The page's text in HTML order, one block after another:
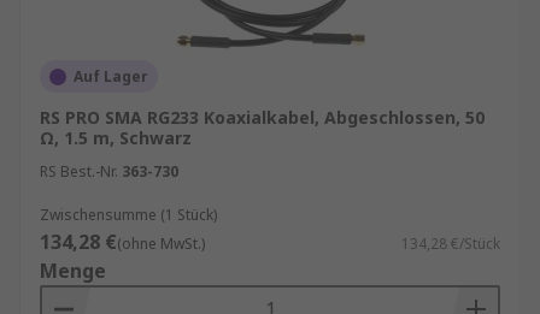
Auf Lager
RS PRO SMA RG233 Koaxialkabel, Abgeschlossen, 50
Ω, 1.5 m, Schwarz
RS Best.-Nr. 363-730
Zwischensumme (1 Stück)
134,28 €(ohne MwSt.) 134,28 €/Stück
Menge